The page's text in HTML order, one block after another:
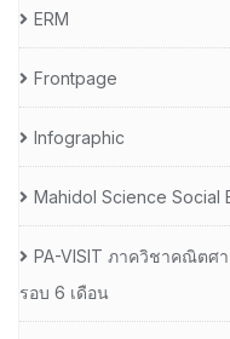
ERM
Frontpage
Infographic
Mahidol Science Social
PA-VISIT ภาควิชาคณิตศ
รอบ 6 เดือน